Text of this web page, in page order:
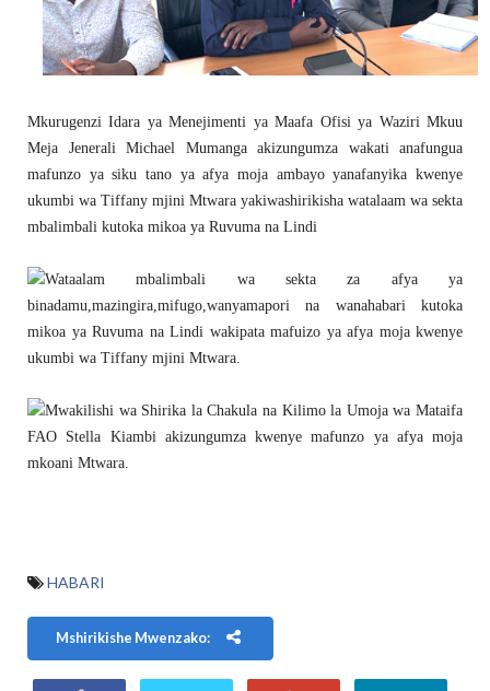
Mkurugenzi Idara ya Menejimenti ya Maafa Ofisi ya Waziri Mkuu
Meja Jenerali Michael Mumanga akizungumza wakati anafungua
mafunzo ya siku tano ya afya moja ambayo yanafanyika kwenye
ukumbi wa Tiffany mjini Mtwara yakiwashirikisha watalaam wa sekta
mbalimbali kutoka mikoa ya Ruvuma na Lindi
Wataalam mbalimbali wa sekta za afya ya
binadamu,mazingira,mifugo,wanyamapori na wanahabari kutoka
mikoa ya Ruvuma na Lindi wakipata mafuizo ya afya moja kwenye
ukumbi wa Tiffany mjini Mtwara.
Mwakilishi wa Shirika la Chakula na Kilimo la Umoja wa Mataifa
FAO Stella Kiambi akizungumza kwenye mafunzo ya afya moja
mkoani Mtwara.
HABARI
Mshirikishe Mwenzako: